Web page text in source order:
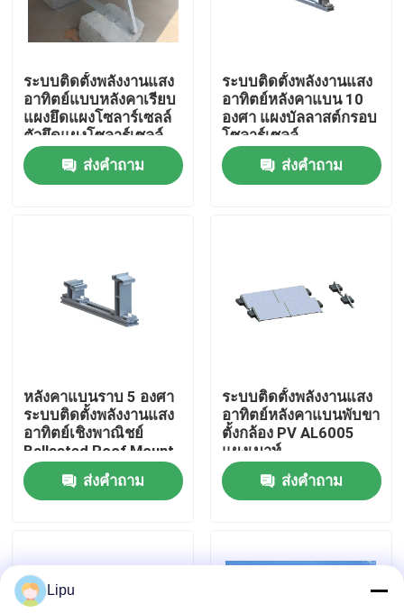
บ้าน
สินค้า
เกี่ยวกับเรา
ควบคุมคุณภาพ
ติดต่อเรา
ระบบติดตั้งพลังงานแสงอาทิตย์
ระบบติดตั้งพลังงานแสง
อาทิตย์แบบหลังคาเรียบ
แผงยึดแผงโซลาร์เซลล์
ตัวยึดแผงโซลาร์เซลล์
แบบเอียง
ส่งคำถาม
ระบบติดตั้งพลังงานแสง
อาทิตย์หลังคาแบน 10
องศา แผงบัลลาสต์กรอบ
โซลาร์เซลล์
ส่งคำถาม
หลังคาแบนราบ 5 องศา
ระบบติดตั้งพลังงานแสง
อาทิตย์เชิงพาณิชย์
Ballasted Roof Mount
Solar Racking
ส่งคำถาม
ระบบติดตั้งพลังงานแสง
อาทิตย์หลังคาแบนพับขา
ตั้งกล้อง PV AL6005
แผงเมาท์
ส่งคำถาม
Lipu